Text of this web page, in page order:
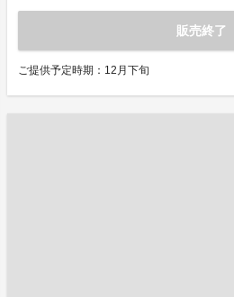
販売終了
ご提供予定時期：12月下旬